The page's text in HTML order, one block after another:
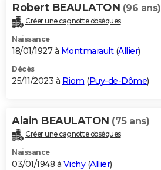
Robert BEAULATON (96 ans)
Créer une cagnotte obsèques
Naissance
18/01/1927 à Montmarault(Allier)
Décès
25/11/2023 à Riom (Puy-de-Dôme)
Alain BEAULATON (75 ans)
Créer une cagnotte obsèques
Naissance
03/01/1948 à Vichy(Allier)